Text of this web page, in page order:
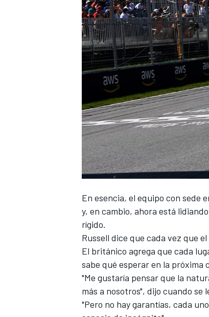
MOTOGP
NASCAR CUP
FÓRMULA E
En esencia, el equipo con sede
y, en cambio, ahora está
rígido.
Russell dice que cada vez que
El británico agrega que cada
sabe qué esperar en la próxima
"Me gustaría pensar que la
más a nosotros", dijo cuando se
"Pero no hay garantías, cada